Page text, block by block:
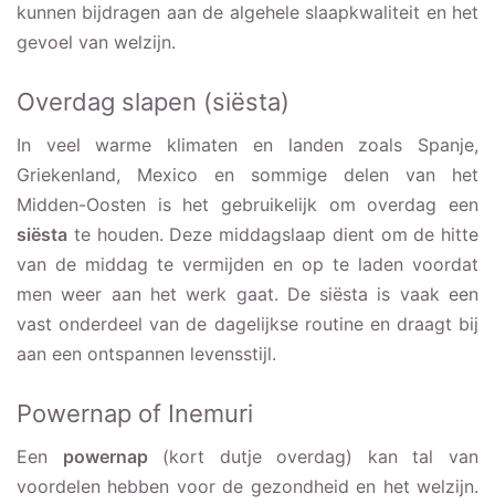
kunnen bijdragen aan de algehele slaapkwaliteit en het
gevoel van welzijn.
Overdag slapen (siësta)
In veel warme klimaten en landen zoals Spanje,
Griekenland, Mexico en sommige delen van het
Midden-Oosten is het gebruikelijk om overdag een
siësta te houden. Deze middagslaap dient om de hitte
van de middag te vermijden en op te laden voordat
men weer aan het werk gaat. De siësta is vaak een
vast onderdeel van de dagelijkse routine en draagt bij
aan een ontspannen levensstijl.
Powernap of Inemuri
Een powernap(kort dutje overdag) kan tal van
voordelen hebben voor de gezondheid en het welzijn.